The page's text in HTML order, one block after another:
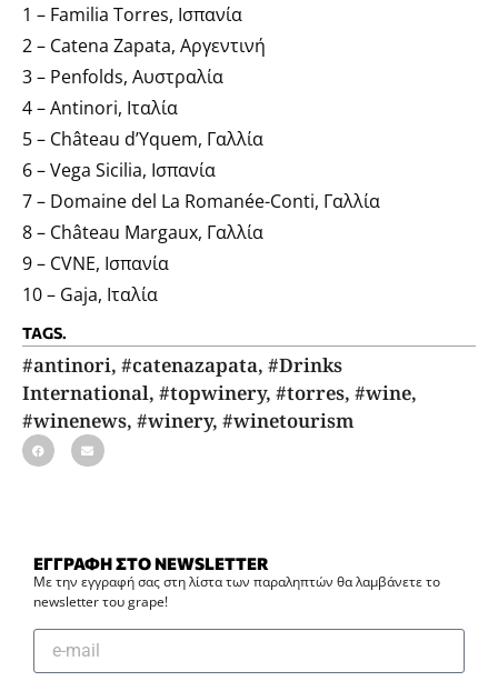
1 – Familia Torres, Ισπανία
2 – Catena Zapata, Αργεντινή
3 – Penfolds, Αυστραλία
4 – Antinori, Ιταλία
5 – Château d’Yquem, Γαλλία
6 – Vega Sicilia, Ισπανία
7 – Domaine del La Romanée-Conti, Γαλλία
8 – Château Margaux, Γαλλία
9 – CVNE, Ισπανία
10 – Gaja, Ιταλία
TAGS.
#antinori, #catenazapata, #Drinks
International, #topwinery, #torres, #wine,
#winenews, #winery, #winetourism
ΕΓΓΡΑΦΗ ΣΤΟ NEWSLETTER
Με την εγγραφή σας στη λίστα των παραληπτών θα λαμβάνετε το
newsletter του grape!